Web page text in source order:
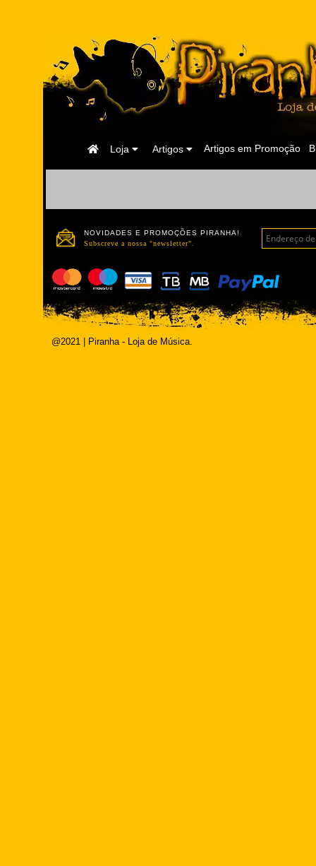
Artigos em Promoção
Artigos
Loja
Página
NOVIDADES E PROMOÇÕES PIRANHA!
Subscreve a nossa "newsletter".
@2021 | Piranha - Loja de Música.